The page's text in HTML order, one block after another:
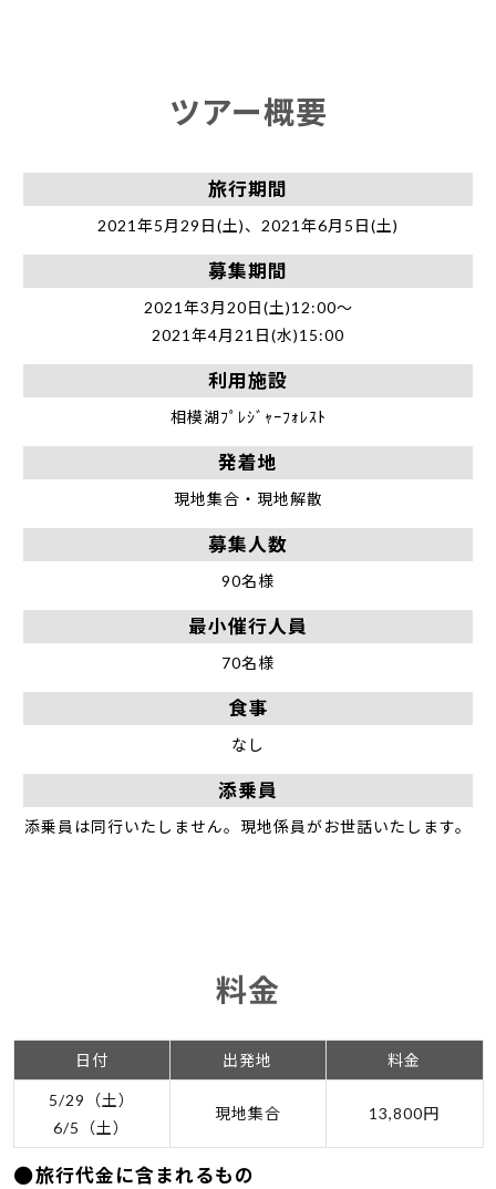
ツアー概要
旅行期間
2021年5月29日(土)、2021年6月5日(土)
募集期間
2021年3月20日(土)12:00～
2021年4月21日(水)15:00
利用施設
相模湖ﾌﾟﾚｼﾞｬｰﾌｫﾚｽﾄ
発着地
現地集合・現地解散
募集人数
90名様
最小催行人員
70名様
食事
なし
添乗員
添乗員は同行いたしません。現地係員がお世話いたします。
料金
日付 出発地 料金
5/29（土）
6/5（土）
現地集合 13,800円
旅行代金に含まれるもの